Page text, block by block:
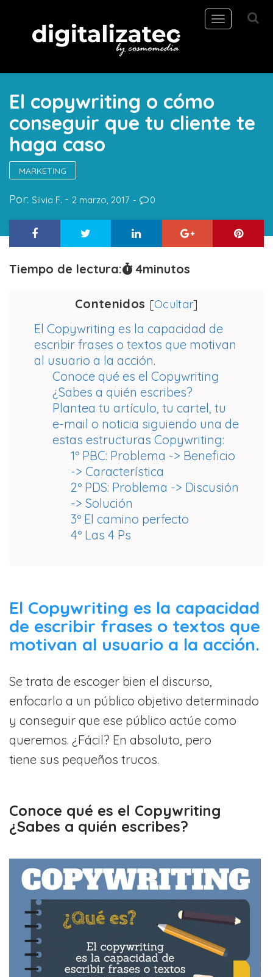
Toggle
navigation
El copywriting o cómo
conseguir que tu cliente te
haga caso
MARKETING
Por: Silvia F. 2 marzo, 2017 0
Tiempo de lectura: 4minutos
Contenidos [Ocultar]
El Copywriting es la capacidad de
escribir frases o textos que motivan
al usuario a la acción.
Conoce qué es el Copywriting
¿Sabes a quién escribes?
Plantea tu artículo, tu cartel, tu
e-mail o noticia siguiendo una de
estas estructuras Copywriting:
1º PBC: Problema -> Beneficio
-> Característica
2º PDS: Problema -> Discusión
-> Solución
3º El camino perfecto
4º Las 4 Ps
El Copywriting es la capacidad
de escribir frases o textos que
motivan al usuario a la acción.
Se trata de escoger bien el discurso,
enfocarlo a un público objetivo determinado
y conseguir que ese público actúe como
queremos. ¿Fácil? En absoluto, pero
tiene sus pequeños trucos.
Conoce qué es el Copywriting
¿Sabes a quién escribes?